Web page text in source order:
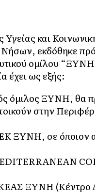
Υγείας και
εκδόθηκε
ομίλου
έχει ως εξής:
όμιλος ΞΥΝΗ, θα
στην
ΞΥΝΗ, σε όποιον
ΚΕΑΣ ΞΥΝΗ (Κέντρο